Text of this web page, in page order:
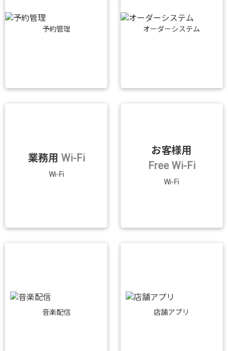
予約管理 オーダーシステム
業務用 Wi-Fi
Wi-Fi
お客様用
Free Wi-Fi
Wi-Fi
音楽配信 店舗アプリ